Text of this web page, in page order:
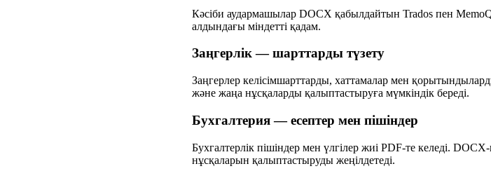
Кәсіби аудармашылар DOCX қабылдайтын Trados пен
алдындағы міндетті қадам.
Заңгерлік — шарттарды түзету
Заңгерлер келісімшарттарды, хаттамалар мен
және жаңа нұсқаларды қалыптастыруға мүмкіндік береді.
Бухгалтерия — есептер мен пішіндер
Бухгалтерлік пішіндер мен үлгілер жиі PDF-те келеді.
нұсқаларын қалыптастыруды жеңілдетеді.